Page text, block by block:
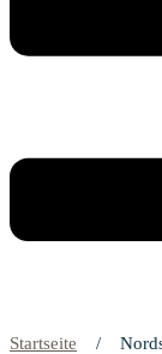
Startseite /